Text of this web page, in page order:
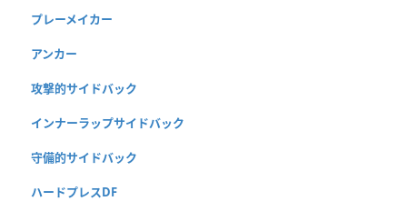
プレーメイカー
アンカー
攻撃的サイドバック
インナーラップサイドバック
守備的サイドバック
ハードプレスDF